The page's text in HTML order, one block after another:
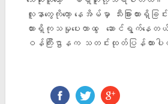
လူနာတွေကိုတော့ နေအိမ်မှာ သီးခြားထားရှိခြင်း
ထားရှိကုသမှုပေးတာတွ ေဆောင်ရွက်နေတယ်
ဝန်ကြီးဌာနက သတင်းထုတ်ပြန်ထားပ